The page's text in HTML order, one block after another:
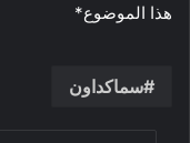
هذا الموضوع*
سماكداون